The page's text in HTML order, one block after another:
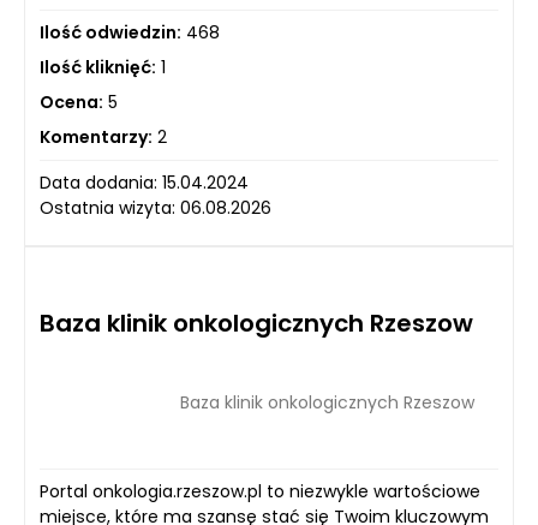
Ilość odwiedzin: 468
Ilość kliknięć: 1
Ocena: 5
Komentarzy: 2
Data dodania: 15.04.2024
Ostatnia wizyta: 06.08.2026
Baza klinik onkologicznych Rzeszow
Baza klinik onkologicznych Rzeszow
Portal onkologia.rzeszow.pl to niezwykle wartościowe
miejsce, które ma szansę stać się Twoim kluczowym